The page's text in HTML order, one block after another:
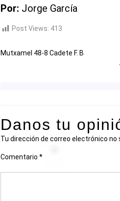
Por: Jorge García
Post Views: 413
Mutxamel 48-8 Cadete F. B
Danos tu
Tu dirección de correo electrónico no
Comentario *